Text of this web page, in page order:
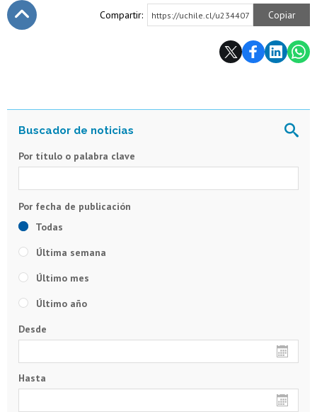
Compartir: https://uchile.cl/u234407 Copiar
Por título o palabra clave
Todas
Última semana
Último mes
Último año
Desde
Hasta